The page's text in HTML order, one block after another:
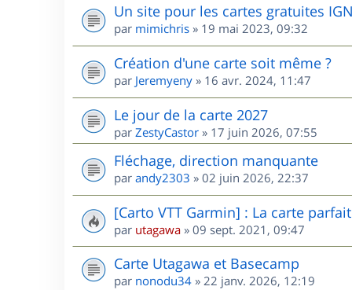
Un site pour les cartes gratuites
par mimichris » 19 mai 2023, 09:32
Création d'une carte soit même ?
par Jeremyeny » 16 avr. 2024, 11:47
Le jour de la carte 2027
par ZestyCastor » 17 juin 2026, 07:55
Fléchage, direction manquante
par andy2303 » 02 juin 2026, 22:37
[Carto VTT Garmin] : La carte
par utagawa » 09 sept. 2021, 09:47
Carte Utagawa et Basecamp
par nonodu34 » 22 janv. 2026, 12:19